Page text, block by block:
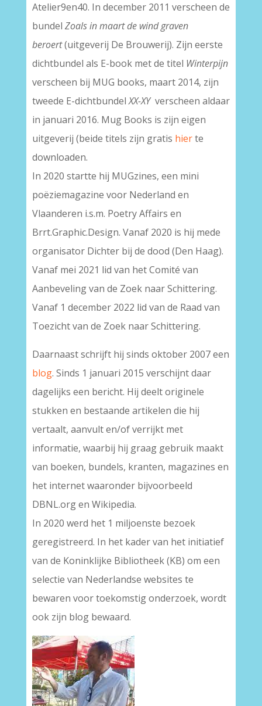
Atelier9en40. In december 2011 verscheen de
bundel Zoals in maart de wind graven
beroert(uitgeverij De Brouwerij). Zijn eerste
dichtbundel als E-book met de titel Winterpijn
verscheen bij MUG books, maart 2014, zijn
tweede E-dichtbundelXX-XYverscheen aldaar
in januari 2016. Mug Books is zijn eigen
uitgeverij (beide titels zijn gratis hierte
downloaden.
In 2020 startte hij MUGzines, een mini
poëziemagazine voor Nederland en
Vlaanderen i.s.m. Poetry Affairs en
Brrt.Graphic.Design. Vanaf 2020 is hij mede
organisator Dichter bij de dood (Den Haag).
Vanaf mei 2021 lid van het Comité van
Aanbeveling van de Zoek naar Schittering.
Vanaf 1 december 2022 lid van de Raad van
Toezicht van de Zoek naar Schittering.
Daarnaast schrijft hij sinds oktober 2007 een
blog. Sinds 1 januari 2015 verschijnt daar
dagelijks een bericht. Hij deelt originele
stukken en bestaande artikelen die hij
vertaalt, aanvult en/of verrijkt met
informatie, waarbij hij graag gebruik maakt
van boeken, bundels, kranten, magazines en
het internet waaronder bijvoorbeeld
DBNL.org en Wikipedia.
In 2020 werd het 1 miljoenste bezoek
geregistreerd. In het kader van het initiatief
van de Koninklijke Bibliotheek (KB) om een
selectie van Nederlandse websites te
bewaren voor toekomstig onderzoek, wordt
ook zijn blog bewaard.